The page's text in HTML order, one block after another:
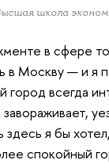
школа
в сфере
в Москву — и я
город всегда
здесь я бы
спокойный